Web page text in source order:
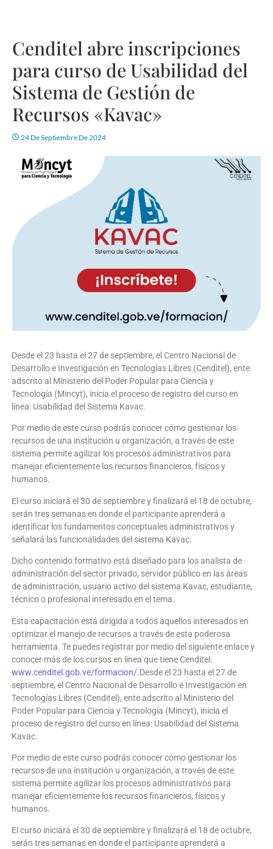
Cenditel abre inscripciones
para curso de Usabilidad del
Sistema de Gestión de
Recursos «Kavac»
24 De Septiembre De 2024
Desde el 23 hasta el 27 de septiembre, el Centro Nacional de
Desarrollo e Investigación en Tecnologías Libres (Cenditel), ente
adscrito al Ministerio del Poder Popular para Ciencia y
Tecnología (Mincyt), inicia el proceso de registro del curso en
línea: Usabilidad del Sistema Kavac.
Por medio de este curso podrás conocer cómo gestionar los
recursos de una institución u organización, a través de este
sistema permite agilizar los procesos administrativos para
manejar eficientemente los recursos financieros, físicos y
humanos.
El curso iniciará el 30 de septiembre y finalizará el 18 de octubre,
serán tres semanas en donde el participante aprenderá a
identificar los fundamentos conceptuales administrativos y
señalará las funcionalidades del sistema Kavac.
Dicho contenido formativo está diseñado para los analista de
administración del sector privado, servidor público en las áreas
de administración, usuario activo del sistema Kavac, estudiante,
técnico o profesional interesado en el tema.
Esta capacitación está dirigida a todos aquellos interesados en
optimizar el manejo de recursos a través de esta poderosa
herramienta. Te puedes registrar por medio del siguiente enlace y
conocer más de los cursos en linea que tiene Cenditel:
www.cenditel.gob.ve/formacion/.Desde el 23 hasta el 27 de
septiembre, el Centro Nacional de Desarrollo e Investigación en
Tecnologías Libres (Cenditel), ente adscrito al Ministerio del
Poder Popular para Ciencia y Tecnología (Mincyt), inicia el
proceso de registro del curso en línea: Usabilidad del Sistema
Kavac.
Por medio de este curso podrás conocer cómo gestionar los
recursos de una institución u organización, a través de este
sistema permite agilizar los procesos administrativos para
manejar eficientemente los recursos financieros, físicos y
humanos.
El curso iniciará el 30 de septiembre y finalizará el 18 de octubre,
serán tres semanas en donde el participante aprenderá a